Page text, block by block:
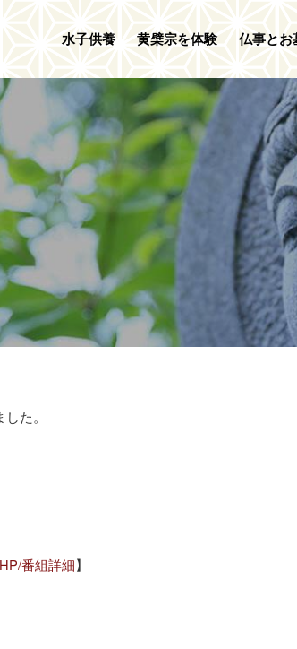
水子供養 黄檗宗を体験 仏事とお
た。
番組詳細】